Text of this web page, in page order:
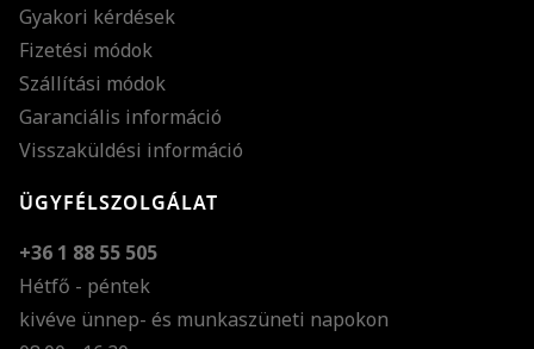
Gyakori kérdések
Fizetési módok
Szállítási módok
Garanciális információ
Visszaküldési információ
ÜGYFÉLSZOLGÁLAT
+36 1 88 55 505
Hétfő - péntek
kivéve ünnep- és munkaszüneti napokon